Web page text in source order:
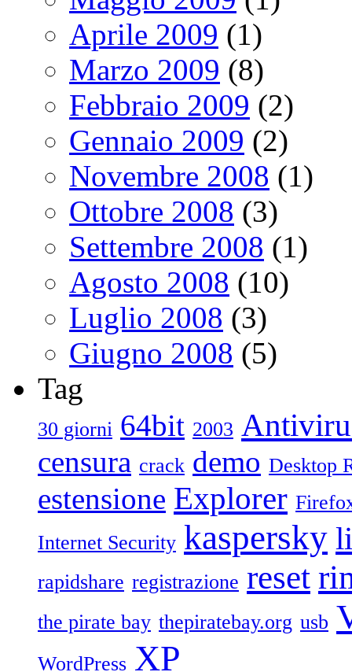
Aprile 2009 (1)
Marzo 2009 (8)
Febbraio 2009 (2)
Gennaio 2009 (2)
Novembre 2008 (1)
Ottobre 2008 (3)
Settembre 2008 (1)
Agosto 2008 (10)
Luglio 2008 (3)
Giugno 2008 (5)
Tag
30 giorni 64bit 2003
censura crack demo Desktop
estensione Explorer
Internet Security kaspersky
rapidshare registrazione reset
the pirate bay thepiratebay.org usb
WordPress XP